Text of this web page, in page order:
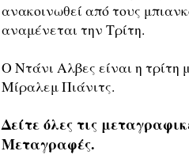
ανακοινωθεί από τους
αναμένεται την Τρίτη.
Ο Ντάνι Αλβες είναι η τρίτη
Μίραλεμ Πιάνιτς.
Δείτε όλες τις
Μεταγραφές.